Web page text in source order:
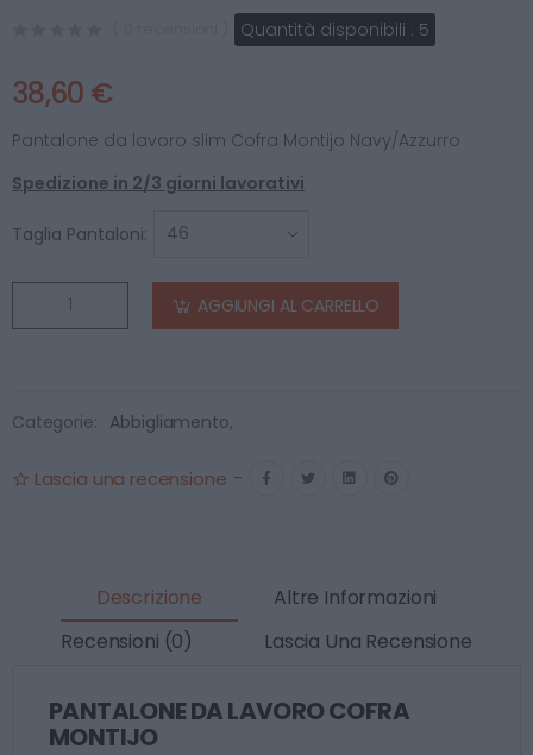
Quantità disponibili : 5
38,60 €
Pantalone da lavoro slim Cofra Montijo Navy/Azzurro
Spedizione in 2/3 giorni lavorativi
Taglia Pantaloni:
AGGIUNGI AL CARRELLO
Categorie: Abbigliamento,
Lascia una recensione -
Descrizione
Altre Informazioni
Recensioni (0)
Lascia Una Recensione
PANTALONE DA LAVORO COFRA
MONTIJO